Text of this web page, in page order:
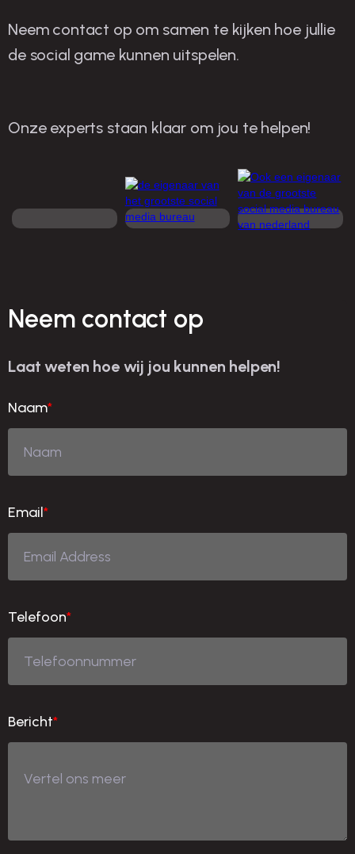
Neem contact op om samen te kijken hoe jullie
de social game kunnen uitspelen.
Onze experts staan klaar om jou te helpen!
Neem contact op
Laat weten hoe wij jou kunnen helpen!
Naam*
Email*
Telefoon*
Bericht*